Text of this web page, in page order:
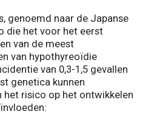
genoemd naar de Japanse
die het voor het eerst
van de meest
van hypothyreoïdie
van 0,3-1,5 gevallen
genetica kunnen
risico op het ontwikkelen